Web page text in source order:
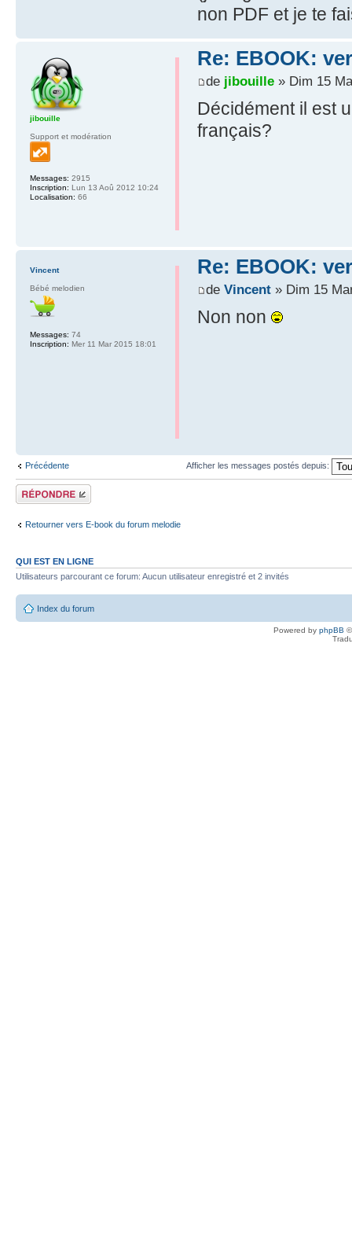
non PDF et je te
Re: EBOOK:
de jibouille» Dim 15
Décidément il est
français?
jibouille
Support et modération
Messages: 2915
Inscription: Lun 13 Aoû 2012 10:24
Localisation: 66
Re: EBOOK:
de Vincent» Dim 15
Non non
Vincent
Bébé melodien
Messages: 74
Inscription: Mer 11 Mar 2015 18:01
Précédente Afficher les messages postés depuis:
Répondre
Retourner vers E-book du forum melodie
QUI EST EN LIGNE
Utilisateurs parcourant ce forum: Aucun utilisateur enregistré et 2 invités
Index du forum
Powered by phpBB